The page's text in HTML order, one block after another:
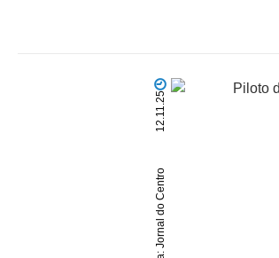
12.11.25